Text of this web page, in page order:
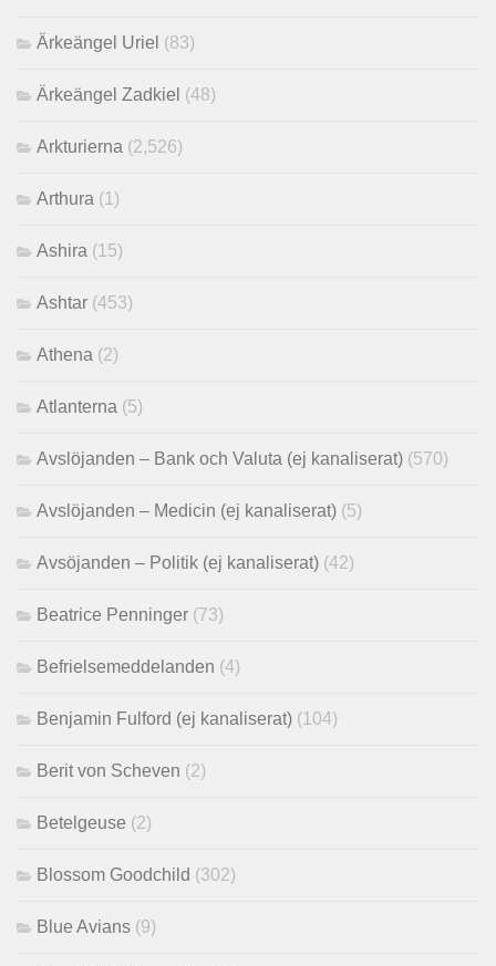
Ärkeängel Uriel (83)
Ärkeängel Zadkiel (48)
Arkturierna (2,526)
Arthura (1)
Ashira (15)
Ashtar (453)
Athena (2)
Atlanterna (5)
Avslöjanden – Bank och Valuta (ej kanaliserat) (570)
Avslöjanden – Medicin (ej kanaliserat) (5)
Avsöjanden – Politik (ej kanaliserat) (42)
Beatrice Penninger (73)
Befrielsemeddelanden (4)
Benjamin Fulford (ej kanaliserat) (104)
Berit von Scheven (2)
Betelgeuse (2)
Blossom Goodchild (302)
Blue Avians (9)